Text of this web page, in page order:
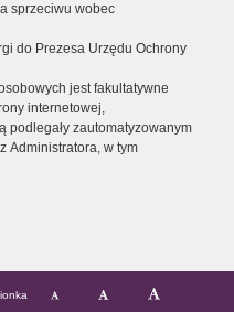
sprzeciwu wobec
do Prezesa Urzędu Ochrony
jest fakultatywne
internetowej,
podlegały zautomatyzowanym
Administratora, w tym